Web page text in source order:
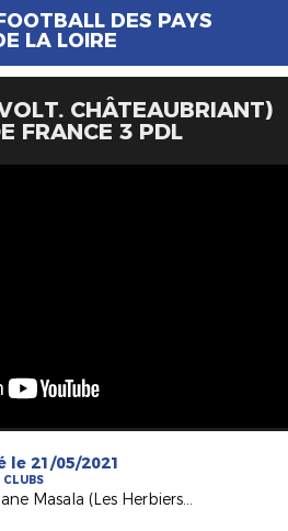
DES PAYS
LA LOIRE
CHÂTEAUBRIANT)
FRANCE 3 PDL
le 21/05/2021
CLUBS
Stéphane Masala (Les Herbiers VF) invité d'USB Foot sur France 3 PDL